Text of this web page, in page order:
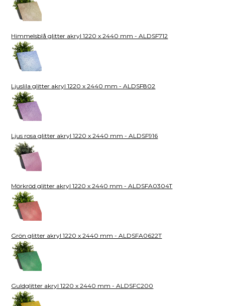
Himmelsblå glitter akryl 1220 x 2440 mm - ALDSF712
Ljuslila glitter akryl 1220 x 2440 mm - ALDSF802
Ljus rosa glitter akryl 1220 x 2440 mm - ALDSF916
Mörkröd glitter akryl 1220 x 2440 mm - ALDSFA0304T
Grön glitter akryl 1220 x 2440 mm - ALDSFA0622T
Guldglitter akryl 1220 x 2440 mm - ALDSFC200